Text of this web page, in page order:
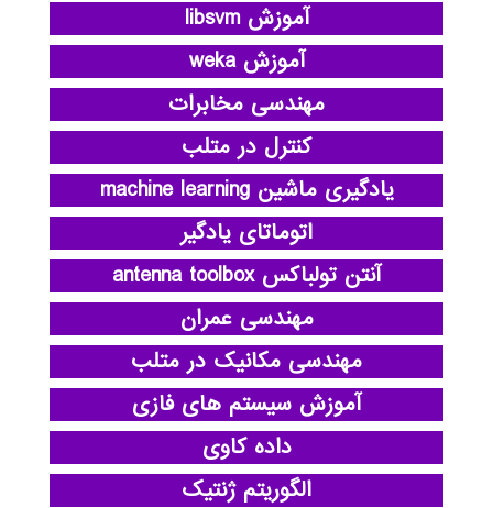
آموزش libsvm
آموزش weka
مهندسی مخابرات
کنترل در متلب
یادگیری ماشین machine learning
اتوماتای یادگیر
آنتن تولباکس antenna toolbox
مهندسی عمران
مهندسی مکانیک در متلب
آموزش سیستم های فازی
داده کاوی
الگوریتم ژنتیک